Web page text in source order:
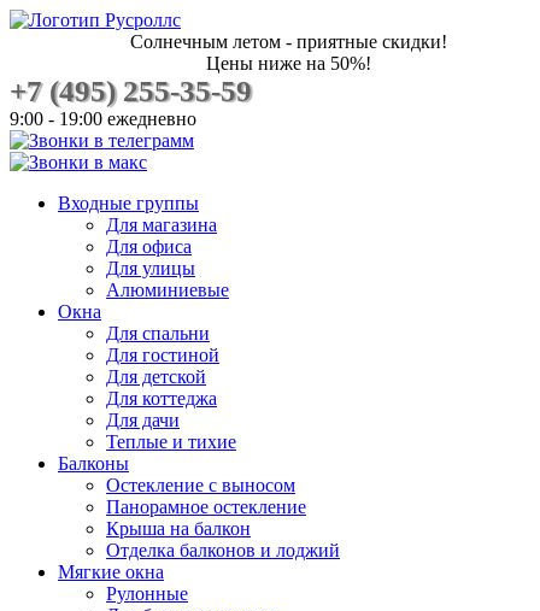
Солнечным летом - приятные скидки!
Цены ниже на 50%!
+7 (495) 255-35-59
9:00 - 19:00 ежедневно
Входные группы
Для магазина
Для офиса
Для улицы
Алюминиевые
Окна
Для спальни
Для гостиной
Для детской
Для коттеджа
Для дачи
Теплые и тихие
Балконы
Остекление с выносом
Панорамное остекление
Крыша на балкон
Отделка балконов и лоджий
Мягкие окна
Рулонные